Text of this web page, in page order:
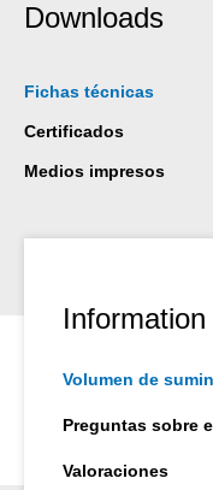
Grade es adecuado
Downloads
Fichas técnicas
Certificados
Medios impresos
Information
Volumen de
Preguntas sobre
Valoraciones